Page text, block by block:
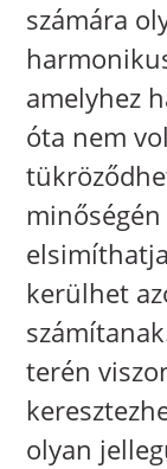
számára
amelyhez
óta nem
kerülhet
terén
olyan